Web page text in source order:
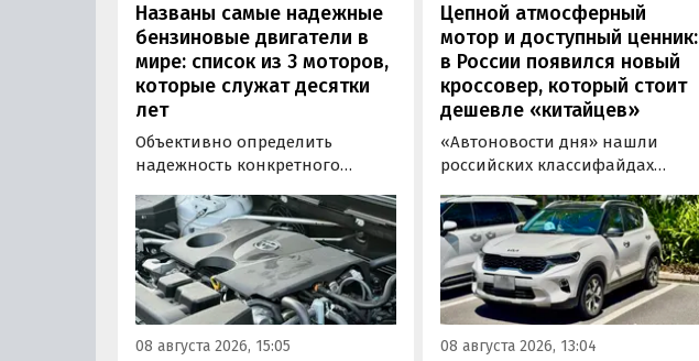
Названы самые надежные
бензиновые двигатели в
мире: список из 3 моторов,
которые служат десятки
лет
Объективно определить
надежность конкретного
поскольку его срок службы
прямо зависит от качества
обслуживания и условий
эксплуатации. Тем не менее
Autonews составил ТОП-3 самых
надежных бензиновых
моторов, которые могут не
08 августа 2026, 15:05
Цепной атмосферный
мотор и доступный ценник:
в России появился новый
кроссовер, который стоит
дешевле «китайцев»
«Автоновости дня» нашли
российских классифайдах
поставке нового Kia Sonet. Это
кроссовер компактнее Seltos, а
возят его к нам в основном из
Китая, предлагая автомобили
уже с доставкой, растаможкой и
всеми документами для
постановки на учет в ГАИ.
08 августа 2026, 13:04